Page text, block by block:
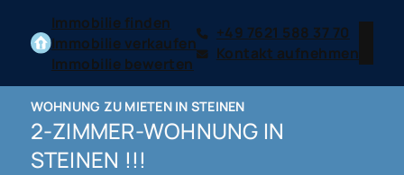
Immobilie finden
Immobilie verkaufen
Immobilie bewerten
+49 7621 588 37 70
Kontakt aufnehmen
WOHNUNG ZU MIETEN IN STEINEN
2-ZIMMER-WOHNUNG IN
STEINEN !!!